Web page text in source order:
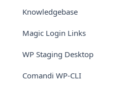
Knowledgebase
Magic Login Links
WP Staging Desktop
Comandi WP-CLI